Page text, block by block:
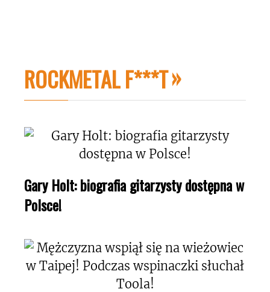
ROCKMETAL F***T
Gary Holt: biografia gitarzysty dostępna w
Polsce!